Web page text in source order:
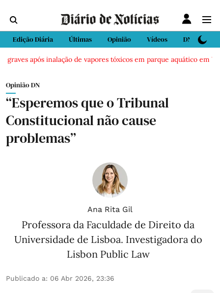
Edição Diária Últimas Opinião Vídeos DN Sport
após inalação de vapores tóxicos em parque aquático em
Opinião DN
“Esperemos que o Tribunal
Constitucional não cause
problemas”
Ana Rita Gil
Professora da Faculdade de Direito da
Universidade de Lisboa. Investigadora do
Lisbon Public Law
Publicado a: 06 Abr 2026, 23:36